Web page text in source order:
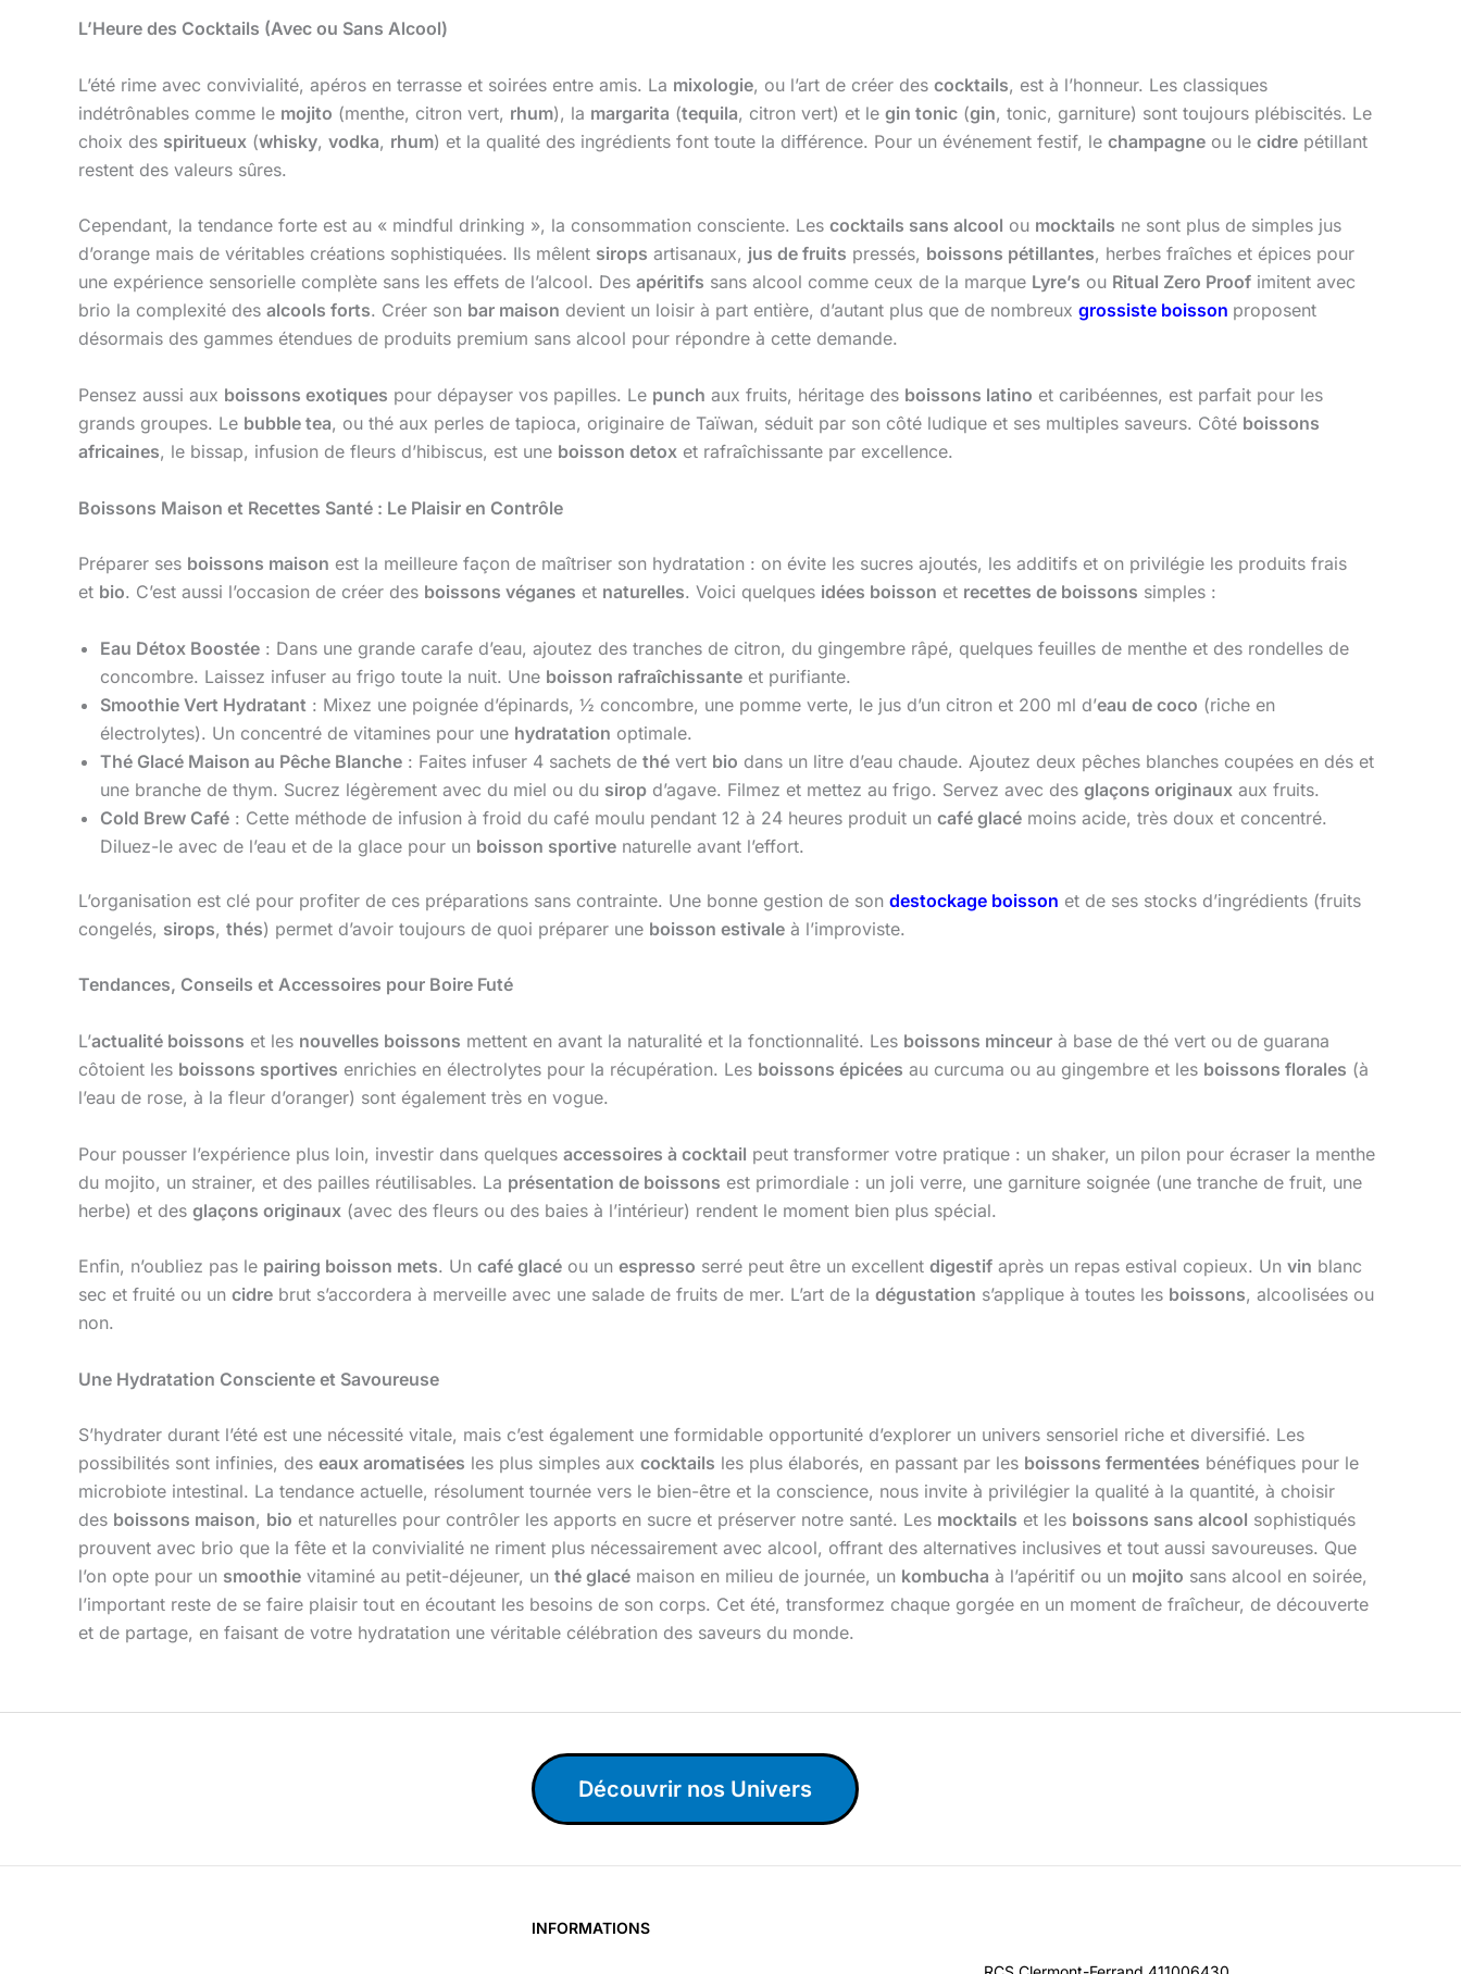
L’Heure des Cocktails (Avec ou Sans Alcool)
L’été rime avec convivialité, apéros en terrasse et soirées entre amis. La mixologie, ou l’art de créer des cocktails, est à l’honneur. Les classiques
indétrônables comme le mojito (menthe, citron vert, rhum), la margarita (tequila, citron vert) et le gin tonic (gin, tonic, garniture) sont toujours plébiscités. Le
choix des spiritueux (whisky, vodka, rhum) et la qualité des ingrédients font toute la différence. Pour un événement festif, le champagne ou le cidre pétillant
restent des valeurs sûres.
Cependant, la tendance forte est au « mindful drinking », la consommation consciente. Les cocktails sans alcool ou mocktails ne sont plus de simples jus
d’orange mais de véritables créations sophistiquées. Ils mêlent sirops artisanaux, jus de fruits pressés, boissons pétillantes, herbes fraîches et épices pour
une expérience sensorielle complète sans les effets de l’alcool. Des apéritifs sans alcool comme ceux de la marque Lyre’s ou Ritual Zero Proof imitent avec
brio la complexité des alcools forts. Créer son bar maison devient un loisir à part entière, d’autant plus que de nombreux grossiste boisson proposent
désormais des gammes étendues de produits premium sans alcool pour répondre à cette demande.
Pensez aussi aux boissons exotiques pour dépayser vos papilles. Le punch aux fruits, héritage des boissons latino et caribéennes, est parfait pour les
grands groupes. Le bubble tea, ou thé aux perles de tapioca, originaire de Taïwan, séduit par son côté ludique et ses multiples saveurs. Côté boissons
africaines, le bissap, infusion de fleurs d’hibiscus, est une boisson detox et rafraîchissante par excellence.
Boissons Maison et Recettes Santé : Le Plaisir en Contrôle
Préparer ses boissons maison est la meilleure façon de maîtriser son hydratation : on évite les sucres ajoutés, les additifs et on privilégie les produits frais
et bio. C’est aussi l’occasion de créer des boissons véganes et naturelles. Voici quelques idées boisson et recettes de boissons simples :
Eau Détox Boostée : Dans une grande carafe d’eau, ajoutez des tranches de citron, du gingembre râpé, quelques feuilles de menthe et des rondelles de
concombre. Laissez infuser au frigo toute la nuit. Une boisson rafraîchissante et purifiante.
Smoothie Vert Hydratant : Mixez une poignée d’épinards, ½ concombre, une pomme verte, le jus d’un citron et 200 ml d’eau de coco (riche en
électrolytes). Un concentré de vitamines pour une hydratation optimale.
Thé Glacé Maison au Pêche Blanche : Faites infuser 4 sachets de thé vert bio dans un litre d’eau chaude. Ajoutez deux pêches blanches coupées en dés et
une branche de thym. Sucrez légèrement avec du miel ou du sirop d’agave. Filmez et mettez au frigo. Servez avec des glaçons originaux aux fruits.
Cold Brew Café : Cette méthode de infusion à froid du café moulu pendant 12 à 24 heures produit un café glacé moins acide, très doux et concentré.
Diluez-le avec de l’eau et de la glace pour un boisson sportive naturelle avant l’effort.
L’organisation est clé pour profiter de ces préparations sans contrainte. Une bonne gestion de son destockage boisson et de ses stocks d’ingrédients (fruits
congelés, sirops, thés) permet d’avoir toujours de quoi préparer une boisson estivale à l’improviste.
Tendances, Conseils et Accessoires pour Boire Futé
L’actualité boissons et les nouvelles boissons mettent en avant la naturalité et la fonctionnalité. Les boissons minceur à base de thé vert ou de guarana
côtoient les boissons sportives enrichies en électrolytes pour la récupération. Les boissons épicées au curcuma ou au gingembre et les boissons florales (à
l’eau de rose, à la fleur d’oranger) sont également très en vogue.
Pour pousser l’expérience plus loin, investir dans quelques accessoires à cocktail peut transformer votre pratique : un shaker, un pilon pour écraser la menthe
du mojito, un strainer, et des pailles réutilisables. La présentation de boissons est primordiale : un joli verre, une garniture soignée (une tranche de fruit, une
herbe) et des glaçons originaux (avec des fleurs ou des baies à l’intérieur) rendent le moment bien plus spécial.
Enfin, n’oubliez pas le pairing boisson mets. Un café glacé ou un espresso serré peut être un excellent digestif après un repas estival copieux. Un vin blanc
sec et fruité ou un cidre brut s’accordera à merveille avec une salade de fruits de mer. L’art de la dégustation s’applique à toutes les boissons, alcoolisées ou
non.
Une Hydratation Consciente et Savoureuse
S’hydrater durant l’été est une nécessité vitale, mais c’est également une formidable opportunité d’explorer un univers sensoriel riche et diversifié. Les
possibilités sont infinies, des eaux aromatisées les plus simples aux cocktails les plus élaborés, en passant par les boissons fermentées bénéfiques pour le
microbiote intestinal. La tendance actuelle, résolument tournée vers le bien-être et la conscience, nous invite à privilégier la qualité à la quantité, à choisir
des boissons maison, bio et naturelles pour contrôler les apports en sucre et préserver notre santé. Les mocktails et les boissons sans alcool sophistiqués
prouvent avec brio que la fête et la convivialité ne riment plus nécessairement avec alcool, offrant des alternatives inclusives et tout aussi savoureuses. Que
l’on opte pour un smoothie vitaminé au petit-déjeuner, un thé glacé maison en milieu de journée, un kombucha à l’apéritif ou un mojito sans alcool en soirée,
l’important reste de se faire plaisir tout en écoutant les besoins de son corps. Cet été, transformez chaque gorgée en un moment de fraîcheur, de découverte
et de partage, en faisant de votre hydratation une véritable célébration des saveurs du monde.
Découvrir nos Univers
INFORMATIONS